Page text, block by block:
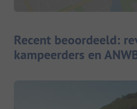
Recent beoordeeld:
kampeerders en